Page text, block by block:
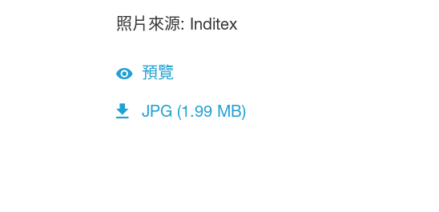
照片來源: Inditex
預覽
JPG (1.99 MB)